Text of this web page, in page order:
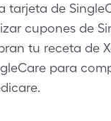
tarjeta de
cupones de
tu receta de
para